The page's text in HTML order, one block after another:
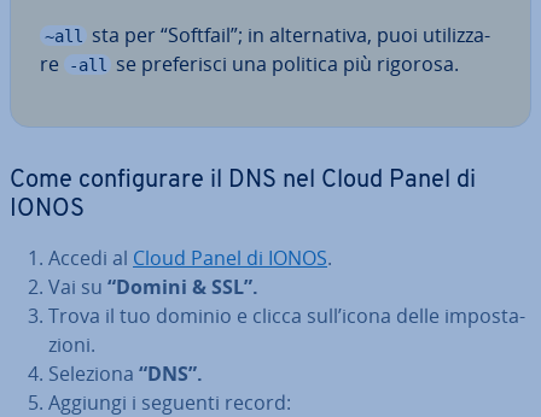
~all
sta per “Softfail”; in al­ter­na­ti­va, puoi uti­liz­za­
re
-all se pre­fe­ri­sci una politica più rigorosa.
Come con­fi­gu­ra­re il DNS nel Cloud Panel di
IONOS
Accedi al Cloud Panel di IONOS.
Vai su “Domini & SSL”.
Trova il tuo dominio e clicca sull’icona delle im­po­sta­
zio­ni.
Seleziona “DNS”.
Aggiungi i seguenti record: